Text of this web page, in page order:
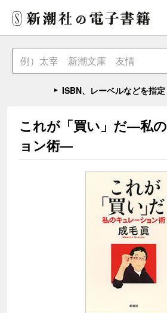
ISBN、レーベルなどを指
これが「買い」だ―私
ョン術―